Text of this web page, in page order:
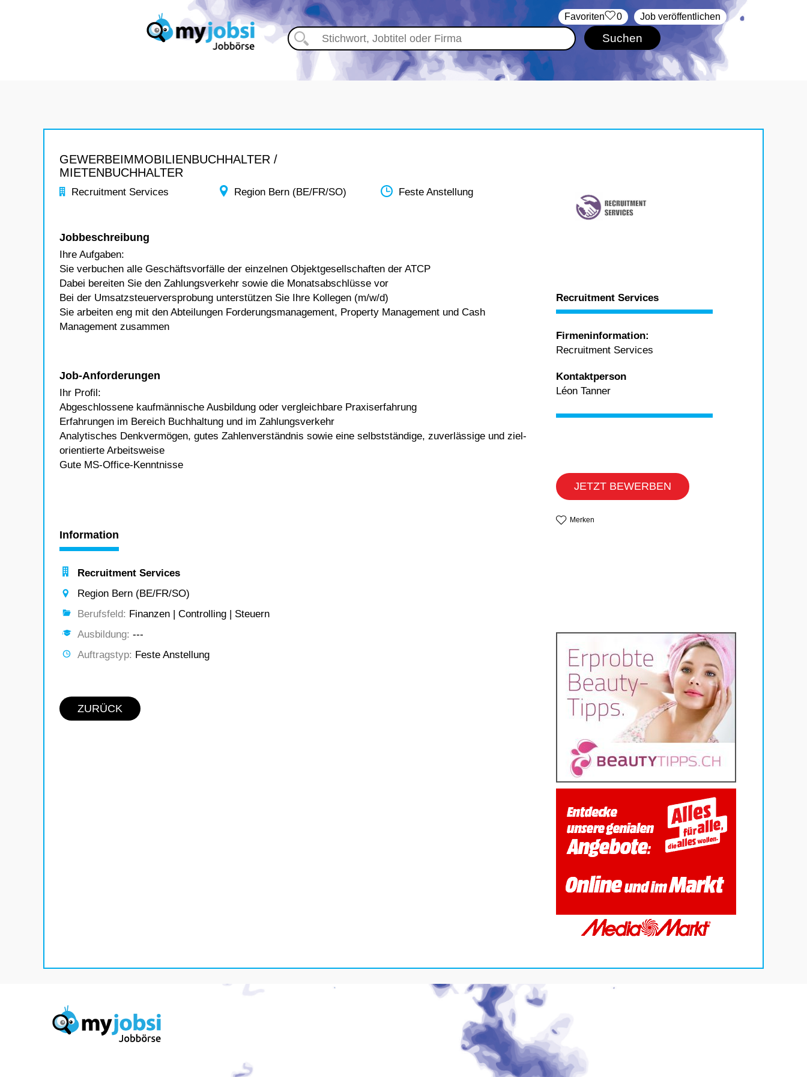
Job veröffentlichen
‏Favoriten 0
GEWERBEIMMOBILIENBUCHHALTER /
MIETENBUCHHALTER
Recruitment Services Region Bern (BE/FR/SO) Feste Anstellung
Jobbeschreibung
Ihre Aufgaben:
Sie verbuchen alle Geschäftsvorfälle der einzelnen Objektgesellschaften der ATCP
Dabei bereiten Sie den Zahlungsverkehr sowie die Monatsabschlüsse vor
Bei der Umsatzsteuerversprobung unterstützen Sie Ihre Kollegen (m/w/d)
Sie arbeiten eng mit den Abteilungen Forderungsmanagement, Property Management und Cash
Management zusammen
Job-Anforderungen
Ihr Profil:
Abgeschlossene kaufmännische Ausbildung oder vergleichbare Praxiserfahrung
Erfahrungen im Bereich Buchhaltung und im Zahlungsverkehr
Analytisches Denkvermögen, gutes Zahlenverständnis sowie eine selbstständige, zuverlässige und ziel­
orientierte Arbeitsweise
Gute MS-Office-Kenntnisse
Information
Recruitment Services
Region Bern (BE/FR/SO)
Berufsfeld: Finanzen | Controlling | Steuern
Ausbildung: ---
Auftragstyp: Feste Anstellung
ZURÜCK
Recruitment Services
Firmeninformation:
Recruitment Services
Kontaktperson
Léon Tanner
JETZT BEWERBEN
Merken